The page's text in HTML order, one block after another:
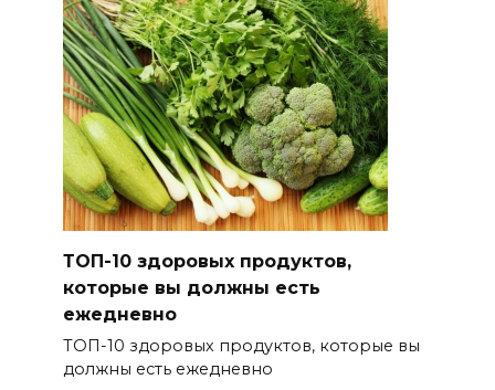
ТОП-10 здоровых продуктов,
которые вы должны есть
ежедневно
ТОП-10 здоровых продуктов, которые вы
должны есть ежедневно